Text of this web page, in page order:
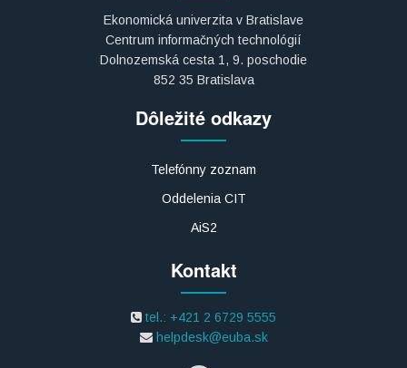
Ekonomická univerzita v Bratislave
Centrum informačných technológií
Dolnozemská cesta 1, 9. poschodie
852 35 Bratislava
Dôležité odkazy
Telefónny zoznam
Oddelenia CIT
AiS2
Kontakt
tel.: +421 2 6729 5555
helpdesk@euba.sk